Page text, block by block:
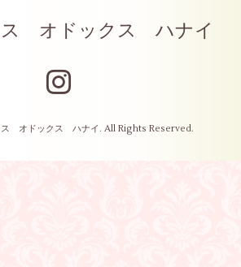
ス オドックス ハナイ
ス オドックス ハナイ . All Rights Reserved.